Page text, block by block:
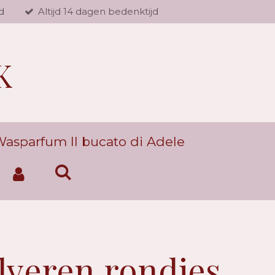
Altijd 14 dagen bedenktijd
Il bucato di Adele